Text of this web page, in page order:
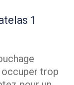
1
trop